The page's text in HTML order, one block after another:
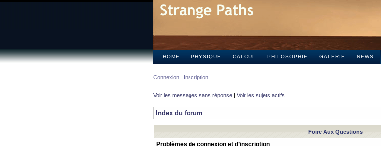
HOME PHYSIQUE CALCUL PHILOSOPHIE GALERIE NEWS
Connexion Inscription
Voir les messages sans réponse | Voir les sujets actifs
Index du forum
Foire Aux Questions
Problèmes de connexion et d’inscription